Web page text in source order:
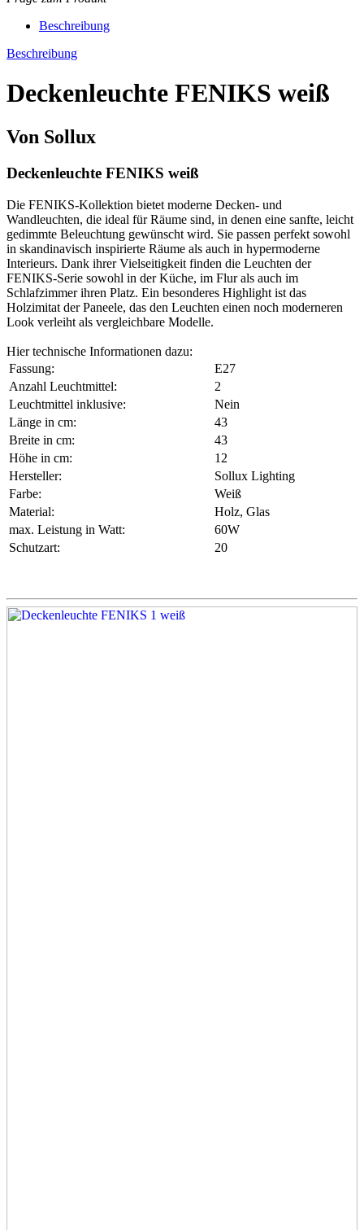
Beschreibung
Beschreibung
Deckenleuchte FENIKS weiß
Von Sollux
Deckenleuchte FENIKS weiß
Die FENIKS-Kollektion bietet moderne Decken- und
Wandleuchten, die ideal für Räume sind, in denen eine sanfte, leicht
gedimmte Beleuchtung gewünscht wird. Sie passen perfekt sowohl
in skandinavisch inspirierte Räume als auch in hypermoderne
Interieurs. Dank ihrer Vielseitigkeit finden die Leuchten der
FENIKS-Serie sowohl in der Küche, im Flur als auch im
Schlafzimmer ihren Platz. Ein besonderes Highlight ist das
Holzimitat der Paneele, das den Leuchten einen noch moderneren
Look verleiht als vergleichbare Modelle.
Hier technische Informationen dazu:
Fassung:
E27
Anzahl Leuchtmittel:
2
Leuchtmittel inklusive:
Nein
Länge in cm:
43
Breite in cm:
43
Höhe in cm:
12
Hersteller:
Sollux Lighting
Farbe:
Weiß
Material:
Holz, Glas
max. Leistung in Watt:
60W
Schutzart:
20